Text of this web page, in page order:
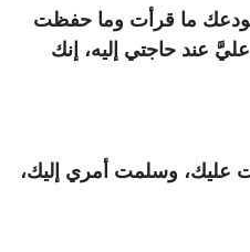
ما قرأت وما حفظت
عند حاجتي إليه، إنك
عليك، وسلمت أمري إليك،